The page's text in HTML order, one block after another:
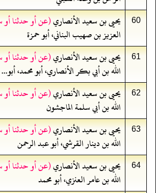
60 يحيى بن سعيد الأنصاري(عن أو حدثنا
العزيز بن صهيب البناني، أبو حمزة
61 يحيى بن سعيد الأنصاري(عن أو حدثنا
الله بن أبي بكر الأنصاري، أبو محمد، أبو...
62 يحيى بن سعيد الأنصاري(عن أو حدثنا
الله بن أبي سلمة الماجشون
63 يحيى بن سعيد الأنصاري(عن أو حدثنا
الله بن دينار القرشي، أبو عبد الرحمن
64 يحيى بن سعيد الأنصاري(عن أو حدثنا
الله بن عامر العنزي، أبو محمد